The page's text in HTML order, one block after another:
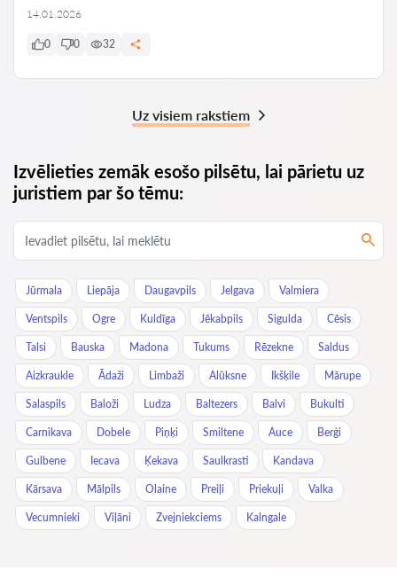
14.01.2026
0 0 32
Uz visiem rakstiem
Izvēlieties zemāk esošo pilsētu, lai pārietu uz
juristiem par šo tēmu:
Jūrmala Liepāja Daugavpils Jelgava Valmiera
Ventspils Ogre Kuldīga Jēkabpils Sigulda Cēsis
Talsi Bauska Madona Tukums Rēzekne Saldus
Aizkraukle Ādaži Limbaži Alūksne Ikšķile Mārupe
Salaspils Baloži Ludza Baltezers Balvi Bukulti
Carnikava Dobele Piņķi Smiltene Auce Berģi
Gulbene Iecava Ķekava Saulkrasti Kandava
Kārsava Mālpils Olaine Preiļi Priekuļi Valka
Vecumnieki Viļāni Zvejniekciems Kalngale